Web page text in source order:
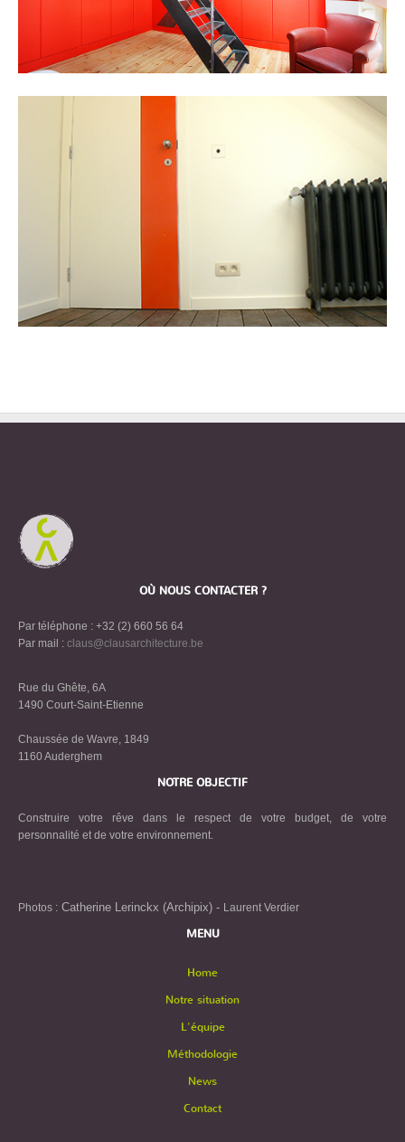
OÙ NOUS CONTACTER ?
Par téléphone : +32 (2) 660 56 64
Par mail : claus@clausarchitecture.be
Rue du Ghête, 6A
1490 Court-Saint-Etienne
Chaussée de Wavre, 1849
1160 Auderghem
NOTRE OBJECTIF
Construire votre rêve dans le respect de votre budget, de votre
personnalité et de votre environnement.
Photos : Catherine Lerinckx (Archipix) - Laurent Verdier
MENU
Home
Notre situation
L'équipe
Méthodologie
News
Contact